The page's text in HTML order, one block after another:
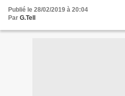
Publié le 28/02/2019 à 20:04
Par G.Tell